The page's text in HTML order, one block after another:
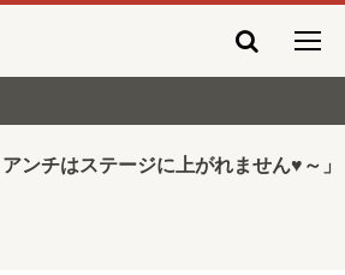
ンチはステージに上がれません♥～」